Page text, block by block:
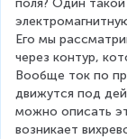
}
_
{
2
}
^
{
поля? Один
Его мы
через контур,
Вообще ток по
движутся под
можно описать
возникает